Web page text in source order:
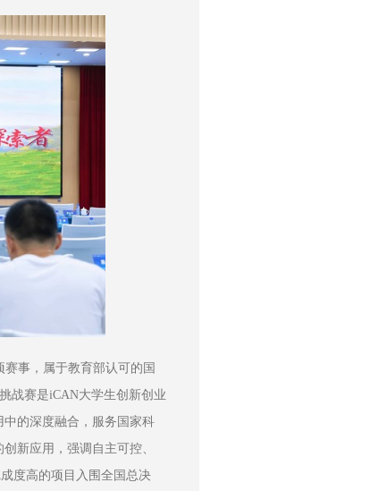
事，属于教育部认可的国
战赛是iCAN大学生创新创业
的深度融合，服务国家科
新应用，强调自主可控、
度高的项目入围全国总决